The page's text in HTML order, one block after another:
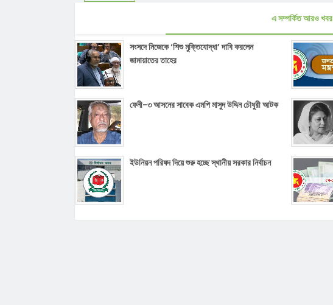
এ সম্পর্কিত আরও খবর
সংসদে নিজেকে ‘শিশু মুক্তিযোদ্ধা’ দাবি করলেন
জামায়াতের তাহের
ফেনী-৩ আসনের সাবেক এমপি মাসুদ উদ্দিন চৌধুরী আটক
ইউনিয়ন পরিষদ দিয়ে শুরু হচ্ছে স্থানীয় সরকার নির্বাচন